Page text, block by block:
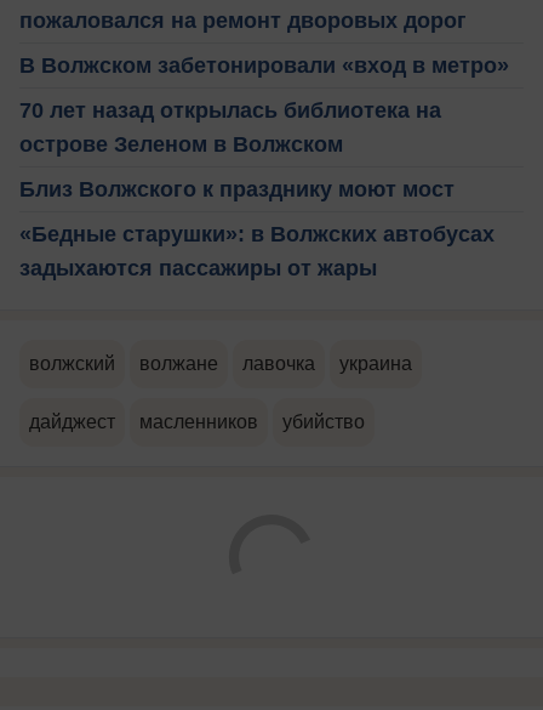
пожаловался на ремонт дворовых дорог
В Волжском забетонировали «вход в метро»
70 лет назад открылась библиотека на
острове Зеленом в Волжском
Близ Волжского к празднику моют мост
«Бедные старушки»: в Волжских автобусах
задыхаются пассажиры от жары
волжский волжане лавочка украина
дайджест масленников убийство